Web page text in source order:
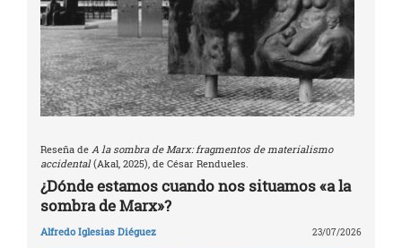
Reseña de A la sombra de Marx: fragmentos de materialismo
accidental(Akal, 2025), de César Rendueles.
¿Dónde estamos cuando nos situamos «a la
sombra de Marx»?
Alfredo Iglesias Diéguez 23/07/2026